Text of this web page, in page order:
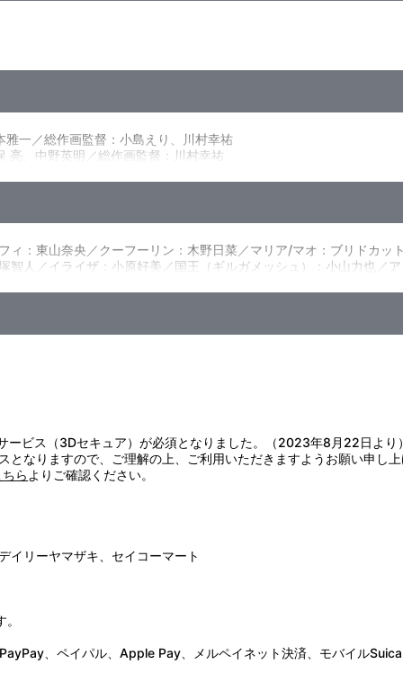
って人類を救った勇者がいた――その名はブレイド。幼い頃から
ズウッド学園が“フツー”のはずがなく…!?
バトルファンタジー！
影響を及ぼしていた。魔法部隊の一員としてバトルに参加してい
んでいたのだ。だがブレイドは、そこで敢えて魔獣を引き出す荒
るセントール族のディオーネと遭遇する。彼女は勇者時代のブレ
可能となったローズウッド学園。上級クラスに所属するクレイ&
一／総作画監督：小島えり、川村幸祐
、中野英明／総作画監督：川村幸祐
／監督：川口敬一郎／シリーズ構成・脚本：ハヤシナオキ／キャ
オイースター／３D Director：遠藤 誠(トライスラッシュ)／2Dワー
：グラフィニカ／編集：定松 剛／音響監督：山口貴之／音響効果
：東山奈央／クーフーリン：木野日菜／マリア/マオ：ブリドカッ
人／イライザ：小原好美／国王（ギルガメッシュ）：小山力也／
ビス（3Dセキュア）が必須となりました。（2023年8月22日より）
なりますので、ご理解の上、ご利用いただきますようお願い申し上
ら よりご確認ください。
イリーヤマザキ、セイコーマート
、ペイパル、Apple Pay、メルペイネット決済、モバイルSuica